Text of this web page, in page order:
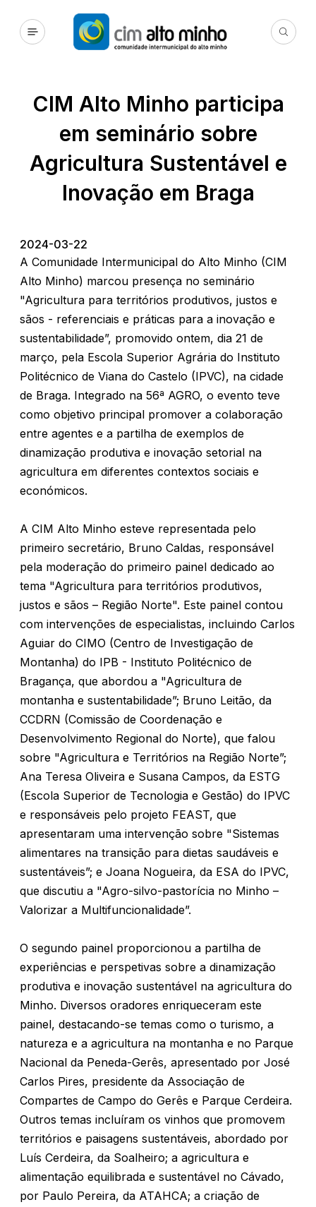
CIM Alto Minho participa
em seminário sobre
Agricultura Sustentável e
Inovação em Braga
2024-03-22
A Comunidade Intermunicipal do Alto Minho (CIM
Alto Minho) marcou presença no seminário
"Agricultura para territórios produtivos, justos e
sãos - referenciais e práticas para a inovação e
sustentabilidade”, promovido ontem, dia 21 de
março, pela Escola Superior Agrária do Instituto
Politécnico de Viana do Castelo (IPVC), na cidade
de Braga. Integrado na 56ª AGRO, o evento teve
como objetivo principal promover a colaboração
entre agentes e a partilha de exemplos de
dinamização produtiva e inovação setorial na
agricultura em diferentes contextos sociais e
económicos.
A CIM Alto Minho esteve representada pelo
primeiro secretário, Bruno Caldas, responsável
pela moderação do primeiro painel dedicado ao
tema "Agricultura para territórios produtivos,
justos e sãos – Região Norte". Este painel contou
com intervenções de especialistas, incluindo Carlos
Aguiar do CIMO (Centro de Investigação de
Montanha) do IPB - Instituto Politécnico de
Bragança, que abordou a "Agricultura de
montanha e sustentabilidade”; Bruno Leitão, da
CCDRN (Comissão de Coordenação e
Desenvolvimento Regional do Norte), que falou
sobre "Agricultura e Territórios na Região Norte”;
Ana Teresa Oliveira e Susana Campos, da ESTG
(Escola Superior de Tecnologia e Gestão) do IPVC
e responsáveis pelo projeto FEAST, que
apresentaram uma intervenção sobre "Sistemas
alimentares na transição para dietas saudáveis e
sustentáveis”; e Joana Nogueira, da ESA do IPVC,
que discutiu a "Agro-silvo-pastorícia no Minho –
Valorizar a Multifuncionalidade”.
O segundo painel proporcionou a partilha de
experiências e perspetivas sobre a dinamização
produtiva e inovação sustentável na agricultura do
Minho. Diversos oradores enriqueceram este
painel, destacando-se temas como o turismo, a
natureza e a agricultura na montanha e no Parque
Nacional da Peneda-Gerês, apresentado por José
Carlos Pires, presidente da Associação de
Compartes de Campo do Gerês e Parque Cerdeira.
Outros temas incluíram os vinhos que promovem
territórios e paisagens sustentáveis, abordado por
Luís Cerdeira, da Soalheiro; a agricultura e
alimentação equilibrada e sustentável no Cávado,
por Paulo Pereira, da ATAHCA; a criação de